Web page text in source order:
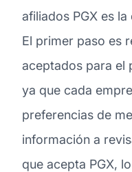
afiliados PGX es
El primer paso es
aceptados para el
ya que cada
preferencias de
información a
que acepta PGX,